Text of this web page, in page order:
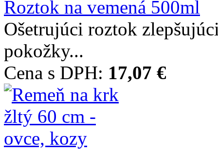
Roztok na vemená 500ml
Ošetrujúci roztok
pokožky...
Cena s DPH: 17,07 €